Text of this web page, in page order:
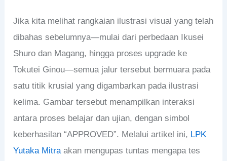
Jika kita melihat rangkaian ilustrasi visual yang telah
dibahas sebelumnya—mulai dari perbedaan Ikusei
Shuro dan Magang, hingga proses upgrade ke
Tokutei Ginou—semua jalur tersebut bermuara pada
satu titik krusial yang digambarkan pada ilustrasi
kelima. Gambar tersebut menampilkan interaksi
antara proses belajar dan ujian, dengan simbol
keberhasilan “APPROVED”. Melalui artikel ini, LPK
Yutaka Mitra akan mengupas tuntas mengapa tes